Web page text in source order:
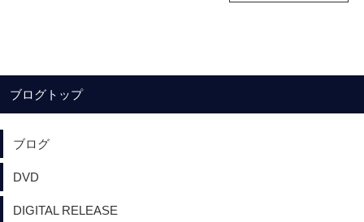
ブログトップ
ブログ
DVD
DIGITAL RELEASE